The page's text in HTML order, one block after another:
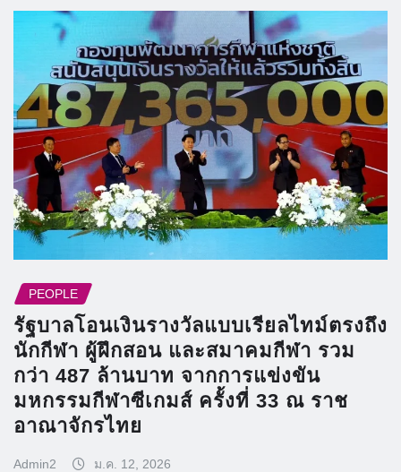
PEOPLE
รัฐบาลโอนเงินรางวัลแบบเรียลไทม์ตรงถึง
นักกีฬา ผู้ฝึกสอน และสมาคมกีฬา รวม
กว่า 487 ล้านบาท จากการแข่งขัน
มหกรรมกีฬาซีเกมส์ ครั้งที่ 33 ณ ราช
อาณาจักรไทย
Admin2 ม.ค. 12, 2026